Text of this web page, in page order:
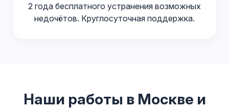
2 года бесплатного устранения возможных
недочётов. Круглосуточная поддержка.
Наши работы в Москве и